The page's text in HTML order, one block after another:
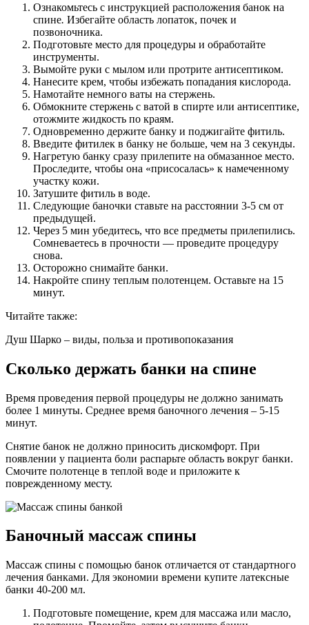
Ознакомьтесь с инструкцией расположения банок на
спине. Избегайте область лопаток, почек и
позвоночника.
Подготовьте место для процедуры и обработайте
инструменты.
Вымойте руки с мылом или протрите антисептиком.
Нанесите крем, чтобы избежать попадания кислорода.
Намотайте немного ваты на стержень.
Обмокните стержень с ватой в спирте или антисептике,
отожмите жидкость по краям.
Одновременно держите банку и поджигайте фитиль.
Введите фитилек в банку не больше, чем на 3 секунды.
Нагретую банку сразу прилепите на обмазанное место.
Проследите, чтобы она «присосалась» к намеченному
участку кожи.
Затушите фитиль в воде.
Следующие баночки ставьте на расстоянии 3-5 см от
предыдущей.
Через 5 мин убедитесь, что все предметы прилепились.
Сомневаетесь в прочности — проведите процедуру
снова.
Осторожно снимайте банки.
Накройте спину теплым полотенцем. Оставьте на 15
минут.
Читайте также:
Душ Шарко – виды, польза и противопоказания
Сколько держать банки на спине
Время проведения первой процедуры не должно занимать
более 1 минуты. Среднее время баночного лечения – 5-15
минут.
Снятие банок не должно приносить дискомфорт. При
появлении у пациента боли распарьте область вокруг банки.
Смочите полотенце в теплой воде и приложите к
поврежденному месту.
Баночный массаж спины
Массаж спины с помощью банок отличается от стандартного
лечения банками. Для экономии времени купите латексные
банки 40-200 мл.
Подготовьте помещение, крем для массажа или масло,